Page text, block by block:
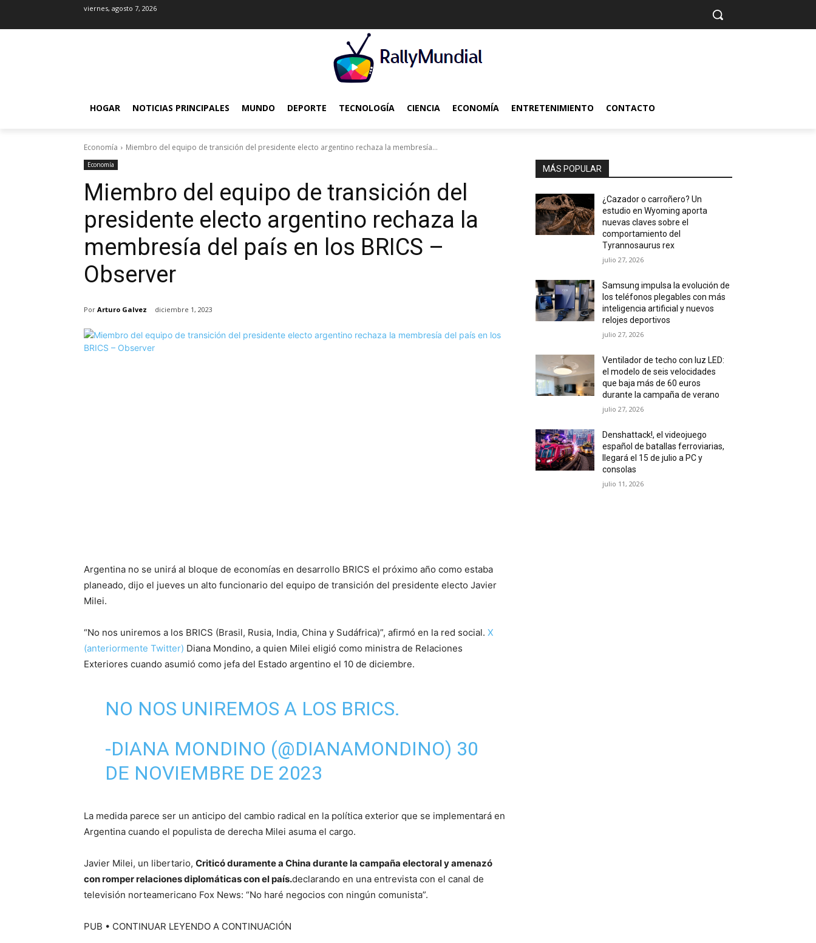
viernes, agosto 7, 2026
HOGAR NOTICIAS PRINCIPALES MUNDO DEPORTE TECNOLOGÍA CIENCIA ECONOMÍA ENTRETENIMIENTO CONTACTO
Economía Miembro del equipo de transición del presidente electo argentino rechaza la membresía...
Economía
Miembro del equipo de transición del
presidente electo argentino rechaza la
membresía del país en los BRICS –
Observer
Por Arturo Galvez diciembre 1, 2023
Argentina no se unirá al bloque de economías en desarrollo BRICS el próximo año como estaba
planeado, dijo el jueves un alto funcionario del equipo de transición del presidente electo Javier
Milei.
“No nos uniremos a los BRICS (Brasil, Rusia, India, China y Sudáfrica)”, afirmó en la red social. X
(anteriormente Twitter) Diana Mondino, a quien Milei eligió como ministra de Relaciones
Exteriores cuando asumió como jefa del Estado argentino el 10 de diciembre.
NO NOS UNIREMOS A LOS BRICS.
-DIANA MONDINO (@DIANAMONDINO) 30
DE NOVIEMBRE DE 2023
La medida parece ser un anticipo del cambio radical en la política exterior que se implementará en
Argentina cuando el populista de derecha Milei asuma el cargo.
Javier Milei, un libertario, Criticó duramente a China durante la campaña electoral y amenazó
con romper relaciones diplomáticas con el país.declarando en una entrevista con el canal de
televisión norteamericano Fox News: “No haré negocios con ningún comunista”.
PUB • CONTINUAR LEYENDO A CONTINUACIÓN
MÁS POPULAR
¿Cazador o carroñero? Un
estudio en Wyoming aporta
nuevas claves sobre el
comportamiento del
Tyrannosaurus rex
julio 27, 2026
Samsung impulsa la evolución de
los teléfonos plegables con más
inteligencia artificial y nuevos
relojes deportivos
julio 27, 2026
Ventilador de techo con luz LED:
el modelo de seis velocidades
que baja más de 60 euros
durante la campaña de verano
julio 27, 2026
Denshattack!, el videojuego
español de batallas ferroviarias,
llegará el 15 de julio a PC y
consolas
julio 11, 2026